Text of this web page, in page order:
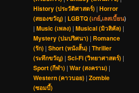
History (ประวัติศาสตร์) | Horror
(สยองขวัญ) | LGBTQ (เกย์,เลสเบี้ยน)
| Music (เพลง) | Musical (มิวสิคัล) |
Mystery (ปมปริศนา) | Romance
(รัก) | Short (หนังสั้น) | Thriller
(ระทึกขวัญ) | Sci-Fi (วิทยาศาสตร์) |
Sport (กีฬา) | War (สงคราม) |
Western (คาวบอย) | Zombie
(ซอมบี้)